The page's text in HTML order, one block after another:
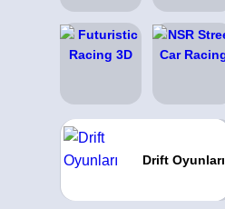
Drift Oyunları